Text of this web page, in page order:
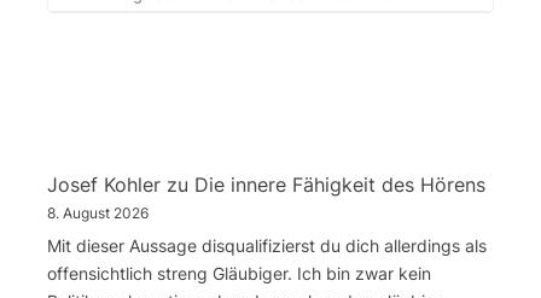
Josef Kohler zu Die innere Fähigkeit des Hörens
8. August 2026
Mit dieser Aussage disqualifizierst du dich allerdings als
offensichtlich streng Gläubiger. Ich bin zwar kein